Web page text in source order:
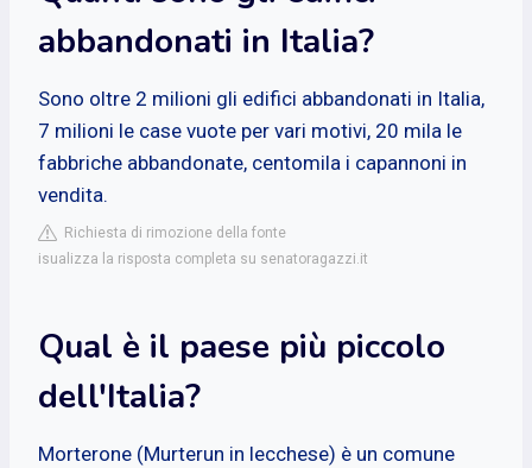
abbandonati in Italia?
Sono oltre 2 milioni gli edifici abbandonati in Italia,
7 milioni le case vuote per vari motivi, 20 mila le
fabbriche abbandonate, centomila i capannoni in
vendita.
Richiesta di rimozione della fonte
isualizza la risposta completa su senatoragazzi.it
Qual è il paese più piccolo
dell'Italia?
Morterone (Murterun in lecchese) è un comune